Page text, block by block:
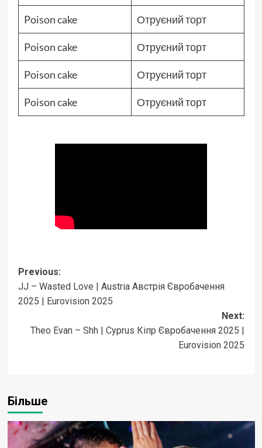
Poison cake Отруєний торт
Poison cake Отруєний торт
Poison cake Отруєний торт
Poison cake Отруєний торт
Post
navigation
Previous:
JJ – Wasted Love | Austria Австрія Євробачення
2025 | Eurovision 2025
Next:
Theo Evan – Shh | Cyprus Кіпр Євробачення 2025 |
Eurovision 2025
Більше